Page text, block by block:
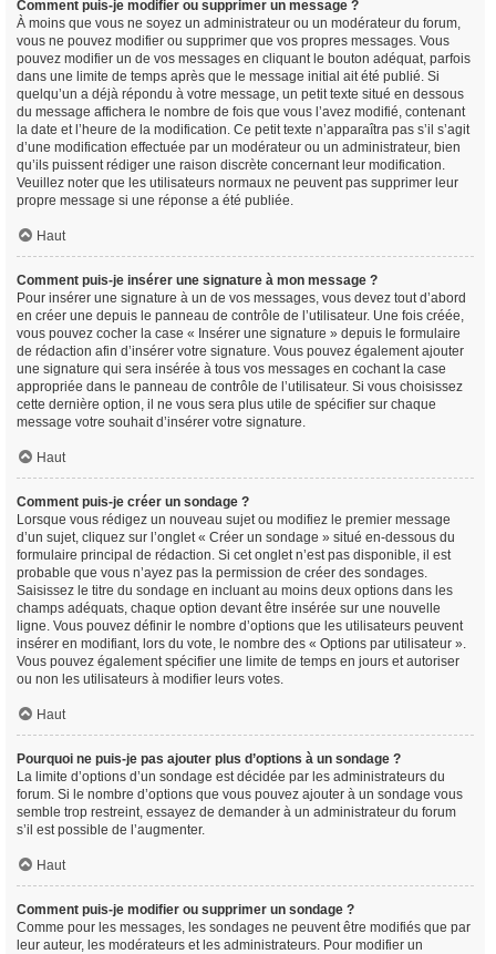
Comment puis-je modifier ou supprimer un message ?
À moins que vous ne soyez un administrateur ou un modérateur du forum,
vous ne pouvez modifier ou supprimer que vos propres messages. Vous
pouvez modifier un de vos messages en cliquant le bouton adéquat, parfois
dans une limite de temps après que le message initial ait été publié. Si
quelqu’un a déjà répondu à votre message, un petit texte situé en dessous
du message affichera le nombre de fois que vous l’avez modifié, contenant
la date et l’heure de la modification. Ce petit texte n’apparaîtra pas s’il s’agit
d’une modification effectuée par un modérateur ou un administrateur, bien
qu’ils puissent rédiger une raison discrète concernant leur modification.
Veuillez noter que les utilisateurs normaux ne peuvent pas supprimer leur
propre message si une réponse a été publiée.
Haut
Comment puis-je insérer une signature à mon message ?
Pour insérer une signature à un de vos messages, vous devez tout d’abord
en créer une depuis le panneau de contrôle de l’utilisateur. Une fois créée,
vous pouvez cocher la case « Insérer une signature » depuis le formulaire
de rédaction afin d’insérer votre signature. Vous pouvez également ajouter
une signature qui sera insérée à tous vos messages en cochant la case
appropriée dans le panneau de contrôle de l’utilisateur. Si vous choisissez
cette dernière option, il ne vous sera plus utile de spécifier sur chaque
message votre souhait d’insérer votre signature.
Haut
Comment puis-je créer un sondage ?
Lorsque vous rédigez un nouveau sujet ou modifiez le premier message
d’un sujet, cliquez sur l’onglet « Créer un sondage » situé en-dessous du
formulaire principal de rédaction. Si cet onglet n’est pas disponible, il est
probable que vous n’ayez pas la permission de créer des sondages.
Saisissez le titre du sondage en incluant au moins deux options dans les
champs adéquats, chaque option devant être insérée sur une nouvelle
ligne. Vous pouvez définir le nombre d’options que les utilisateurs peuvent
insérer en modifiant, lors du vote, le nombre des « Options par utilisateur ».
Vous pouvez également spécifier une limite de temps en jours et autoriser
ou non les utilisateurs à modifier leurs votes.
Haut
Pourquoi ne puis-je pas ajouter plus d’options à un sondage ?
La limite d’options d’un sondage est décidée par les administrateurs du
forum. Si le nombre d’options que vous pouvez ajouter à un sondage vous
semble trop restreint, essayez de demander à un administrateur du forum
s’il est possible de l’augmenter.
Haut
Comment puis-je modifier ou supprimer un sondage ?
Comme pour les messages, les sondages ne peuvent être modifiés que par
leur auteur, les modérateurs et les administrateurs. Pour modifier un